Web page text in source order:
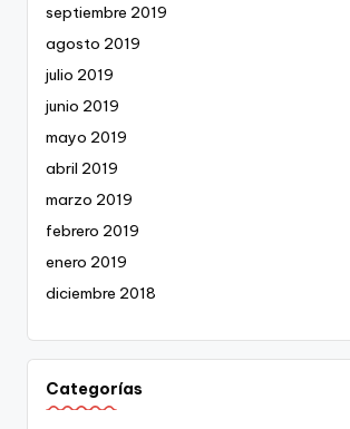
septiembre 2019
agosto 2019
julio 2019
junio 2019
mayo 2019
abril 2019
marzo 2019
febrero 2019
enero 2019
diciembre 2018
Categorías